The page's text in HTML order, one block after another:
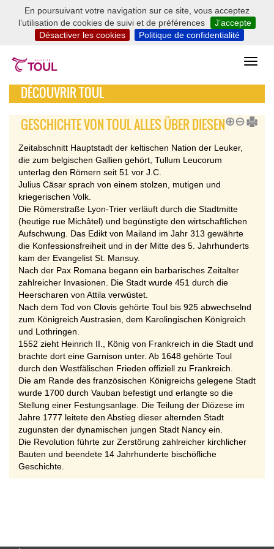
En poursuivant votre navigation sur ce site, vous acceptez
l’utilisation de cookies de suivi et de préférences
J’accepte
Désactiver les cookies
Politique de confidentialité
DÉCOUVRIR TOUL
GESCHICHTE VON TOUL ALLES ÜBER DIESEN
Zeitabschnitt Hauptstadt der keltischen Nation der Leuker,
die zum belgischen Gallien gehört, Tullum Leucorum
unterlag den Römern seit 51 vor J.C.
Julius Cäsar sprach von einem stolzen, mutigen und
kriegerischen Volk.
Die Römerstraße Lyon-Trier verläuft durch die Stadtmitte
(heutige rue Michâtel) und begünstigte den wirtschaftlichen
Aufschwung. Das Edikt von Mailand im Jahr 313 gewährte
die Konfessionsfreiheit und in der Mitte des 5. Jahrhunderts
kam der Evangelist St. Mansuy.
Nach der Pax Romana begann ein barbarisches Zeitalter
zahlreicher Invasionen. Die Stadt wurde 451 durch die
Heerscharen von Attila verwüstet.
Nach dem Tod von Clovis gehörte Toul bis 925 abwechselnd
zum Königreich Austrasien, dem Karolingischen Königreich
und Lothringen.
1552 zieht Heinrich II., König von Frankreich in die Stadt und
brachte dort eine Garnison unter. Ab 1648 gehörte Toul
durch den Westfälischen Frieden offiziell zu Frankreich.
Die am Rande des französischen Königreichs gelegene Stadt
wurde 1700 durch Vauban befestigt und erlangte so die
Stellung einer Festungsanlage. Die Teilung der Diözese im
Jahre 1777 leitete den Abstieg dieser alternden Stadt
zugunsten der dynamischen jungen Stadt Nancy ein.
Die Revolution führte zur Zerstörung zahlreicher kirchlicher
Bauten und beendete 14 Jahrhunderte bischöfliche
Geschichte.